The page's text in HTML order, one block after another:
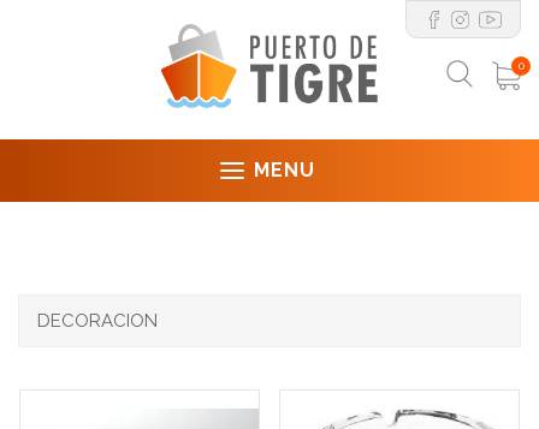
0
MENU
DECORACION